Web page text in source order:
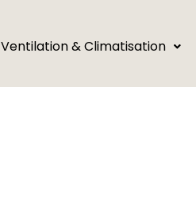
Ventilation & Climatisation